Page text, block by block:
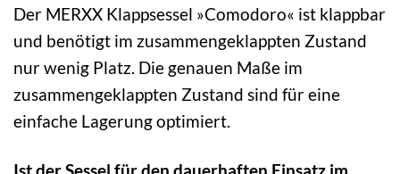
Der MERXX Klappsessel »Comodoro« ist klappbar
und benötigt im zusammengeklappten Zustand
nur wenig Platz. Die genauen Maße im
zusammengeklappten Zustand sind für eine
einfache Lagerung optimiert.
Ist der Sessel für den dauerhaften Einsatz im